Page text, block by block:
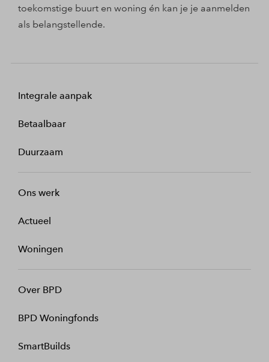
toekomstige buurt en woning én kan je je aanmelden
als belangstellende.
Integrale aanpak
Betaalbaar
Duurzaam
Ons werk
Actueel
Woningen
Over BPD
BPD Woningfonds
SmartBuilds